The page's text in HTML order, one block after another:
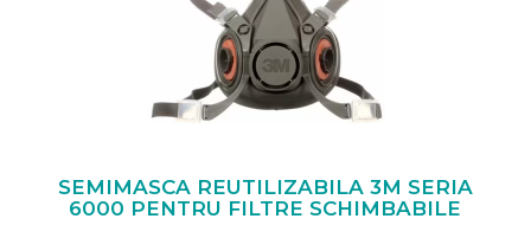
SEMIMASCA REUTILIZABILA 3M SERIA
6000 PENTRU FILTRE SCHIMBABILE